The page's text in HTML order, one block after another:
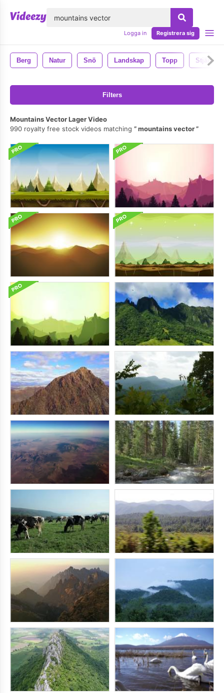
Logga in Registrera sig
Berg Natur Snö Landskap Topp Stjärnor
Filters
Mountains Vector Lager Video
990 royalty free stock videos matching
mountains vector